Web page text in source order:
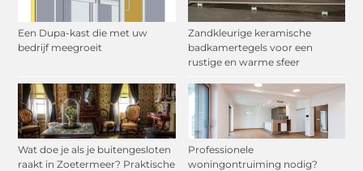
Een Dupa-kast die met uw
bedrijf meegroeit
Zandkleurige keramische
badkamertegels voor een
rustige en warme sfeer
Wat doe je als je buitengesloten
raakt in Zoetermeer? Praktische
Professionele
woningontruiming nodig?